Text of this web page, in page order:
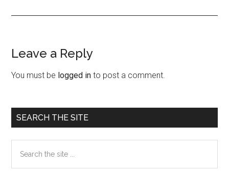
Reader
Interactions
Leave a Reply
You must be logged in to post a comment.
Primary
Sidebar
SEARCH THE SITE
the